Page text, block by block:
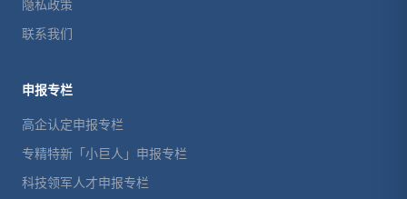
隐私政策
联系我们
申报专栏
高企认定申报专栏
专精特新「小巨人」申报专栏
科技领军人才申报专栏